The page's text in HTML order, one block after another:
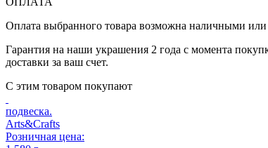
Оплата выбранного товара возможна наличными или
Гарантия на наши украшения 2 года с момента
доставки за ваш счет.
С этим товаром покупают
подвеска.
Arts&Crafts
Розничная цена: